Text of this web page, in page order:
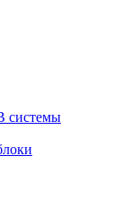
системы